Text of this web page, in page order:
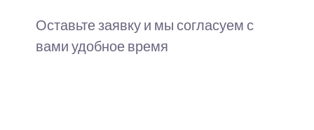
Оставьте заявку и мы согласуем с
вами удобное время